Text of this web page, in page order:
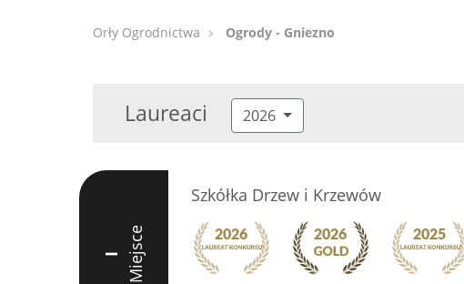
Orły Ogrodnictwa Ogrody - Gniezno
Laureaci 2026
I Miejsce
Szkółka Drzew i Krzewów